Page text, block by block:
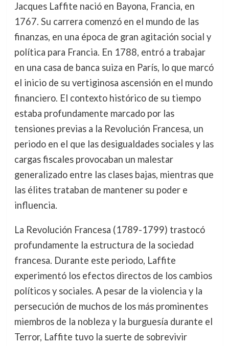
Jacques Laffite nació en Bayona, Francia, en
1767. Su carrera comenzó en el mundo de las
finanzas, en una época de gran agitación social y
política para Francia. En 1788, entró a trabajar
en una casa de banca suiza en París, lo que marcó
el inicio de su vertiginosa ascensión en el mundo
financiero. El contexto histórico de su tiempo
estaba profundamente marcado por las
tensiones previas a la Revolución Francesa, un
periodo en el que las desigualdades sociales y las
cargas fiscales provocaban un malestar
generalizado entre las clases bajas, mientras que
las élites trataban de mantener su poder e
influencia.
La Revolución Francesa (1789-1799) trastocó
profundamente la estructura de la sociedad
francesa. Durante este periodo, Laffite
experimentó los efectos directos de los cambios
políticos y sociales. A pesar de la violencia y la
persecución de muchos de los más prominentes
miembros de la nobleza y la burguesía durante el
Terror, Laffite tuvo la suerte de sobrevivir